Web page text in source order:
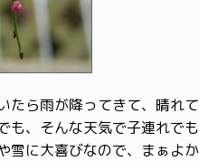
たら雨が降ってきて、晴れ
も、そんな天気で子連れで
雪に大喜びなので、まぁよか